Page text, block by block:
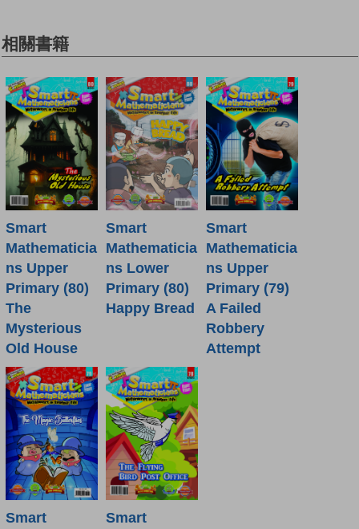
相關書籍
Smart
Mathematicia
ns Upper
Primary (80)
The
Mysterious
Old House
Smart
Mathematicia
ns Lower
Primary (80)
Happy Bread
Smart
Mathematicia
ns Upper
Primary (79)
A Failed
Robbery
Attempt
Smart Smart